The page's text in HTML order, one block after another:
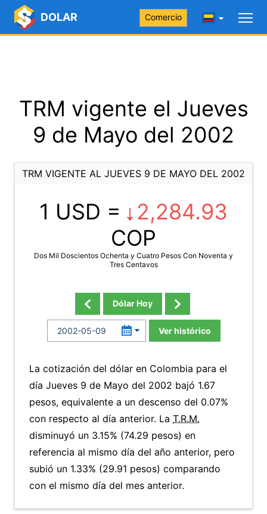
DOLAR Comercio
TRM vigente el Jueves
9 de Mayo del 2002
TRM VIGENTE AL JUEVES 9 DE MAYO DEL 2002
1 USD =
2,284.93
COP
Dos Mil Doscientos Ochenta y Cuatro Pesos Con Noventa y
Tres Centavos
Dólar Hoy
Ver histórico
La cotización del dólar en Colombia para el
día Jueves 9 de Mayo del 2002 bajó 1.67
pesos, equivalente a un descenso del 0.07%
con respecto al día anterior. La T.R.M.
disminuyó un 3.15% (74.29 pesos) en
referencia al mismo día del año anterior, pero
subió un 1.33% (29.91 pesos) comparando
con el mismo día del mes anterior.